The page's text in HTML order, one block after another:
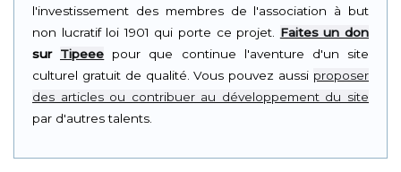
l'investissement des membres de l'association à but
non lucratif loi 1901 qui porte ce projet. Faites un don
sur Tipeee pour que continue l'aventure d'un site
culturel gratuit de qualité. Vous pouvez aussi proposer
des articles ou contribuer au développement du site
par d'autres talents.